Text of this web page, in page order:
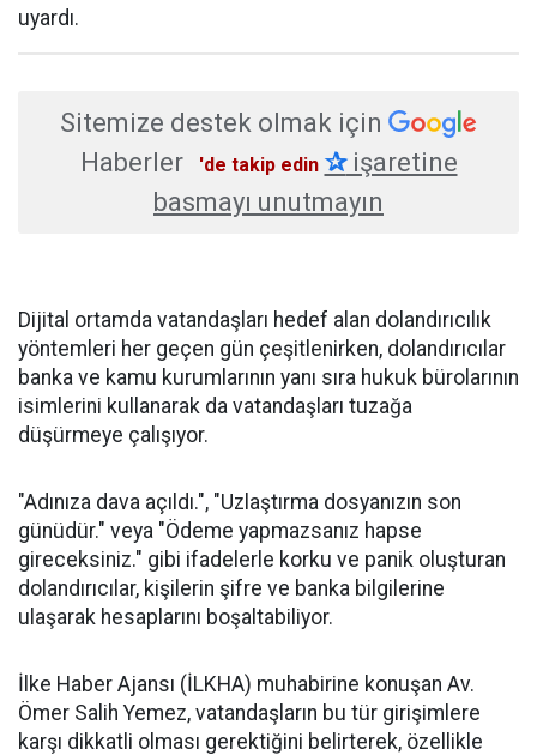
uyardı.
Sitemize destek olmak için
Haberler
'de takip edin ✰işaretine
basmayı unutmayın
Dijital ortamda vatandaşları hedef alan dolandırıcılık
yöntemleri her geçen gün çeşitlenirken, dolandırıcılar
banka ve kamu kurumlarının yanı sıra hukuk bürolarının
isimlerini kullanarak da vatandaşları tuzağa
düşürmeye çalışıyor.
"Adınıza dava açıldı.", "Uzlaştırma dosyanızın son
günüdür." veya "Ödeme yapmazsanız hapse
gireceksiniz." gibi ifadelerle korku ve panik oluşturan
dolandırıcılar, kişilerin şifre ve banka bilgilerine
ulaşarak hesaplarını boşaltabiliyor.
İlke Haber Ajansı (İLKHA) muhabirine konuşan Av.
Ömer Salih Yemez, vatandaşların bu tür girişimlere
karşı dikkatli olması gerektiğini belirterek, özellikle